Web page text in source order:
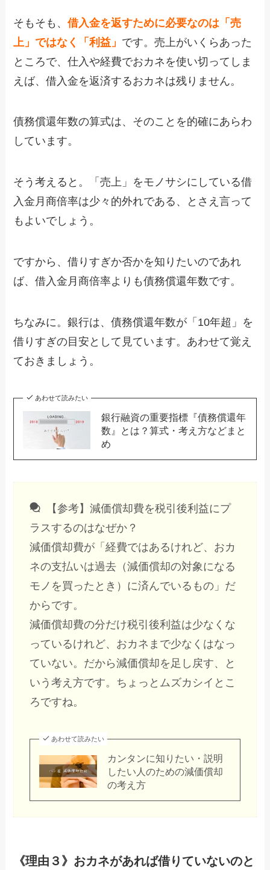
そもそも、借入金を返すために必要なのは「売
上」ではなく「利益」 です。売上がいくらあった
ところで、仕入や経費でおカネを使い切ってしま
えば、借入金を返済するおカネは残りません。
債務償還年数の算式は、そのことを的確にあらわ
しています。
そう考えると。「売上」をモノサシにしている借
入金月商倍率は少々的外れである、とさえ言って
もよいでしょう。
ですから、借りすぎか否かを知りたいのであれ
ば、借入金月商倍率よりも債務償還年数です。
ちなみに。銀行は、債務償還年数が「10年超」を
借りすぎの目安として見ています。あわせて覚え
ておきましょう。
あわせて読みたい
銀行融資の重要指標『債務償還年
数』とは？算式・考え方などまと
め
【参考】減価償却費を税引後利益にプ
ラスするのはなぜか？
減価償却費が「経費ではあるけれど、おカ
ネの支払いは過去（減価償却の対象になる
モノを買ったとき）に済んでいるもの」だ
からです。
減価償却費の分だけ税引後利益は少なくな
っているけれど、おカネまで少なくはなっ
ていない。だから減価償却を足し戻す、と
いう考え方です。ちょっとムズカシイとこ
ろですね。
あわせて読みたい
カンタンに知りたい・説明
したい人のための減価償却
の考え方
《理由３》おカネがあれば借りていないのと